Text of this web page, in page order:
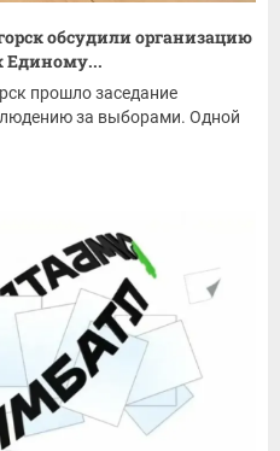
обсудили организацию
Единому...
прошло заседание
за выборами. Одной